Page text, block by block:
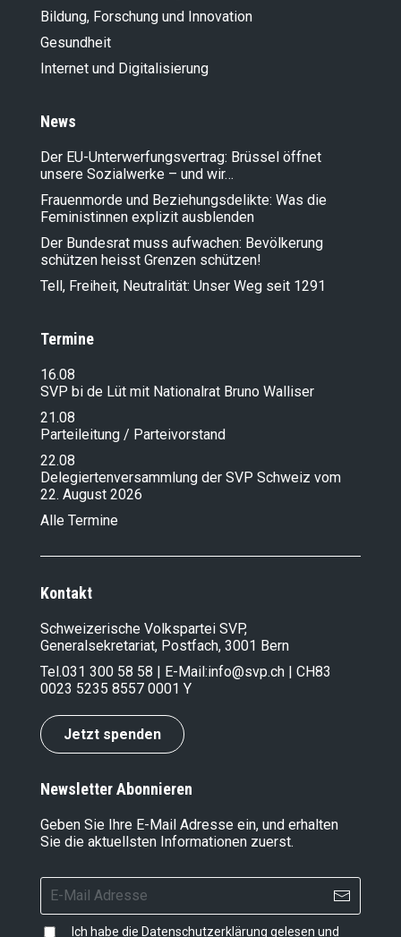
Bildung, Forschung und Innovation
Gesundheit
Internet und Digitalisierung
News
Der EU-Unterwerfungsvertrag: Brüssel öffnet
unsere Sozialwerke – und wir…
Frauenmorde und Beziehungsdelikte: Was die
Feministinnen explizit ausblenden
Der Bundesrat muss aufwachen: Bevölkerung
schützen heisst Grenzen schützen!
Tell, Freiheit, Neutralität: Unser Weg seit 1291
Termine
16.08
SVP bi de Lüt mit Nationalrat Bruno Walliser
21.08
Parteileitung / Parteivorstand
22.08
Delegiertenversammlung der SVP Schweiz vom
22. August 2026
Alle Termine
Kontakt
Schweizerische Volkspartei SVP,
Generalsekretariat, Postfach, 3001 Bern
Tel.031 300 58 58 | E-Mail:info@svp.ch | CH83
0023 5235 8557 0001 Y
Jetzt spenden
Newsletter Abonnieren
Geben Sie Ihre E-Mail Adresse ein, und erhalten
Sie die aktuellsten Informationen zuerst.
Ich habe die Datenschutzerklärung gelesen und